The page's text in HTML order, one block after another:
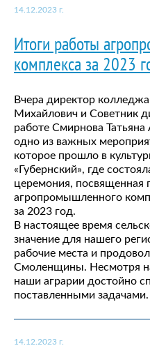
14.12.2023 г.
Итоги работы
комплекса за 2023
Вчера директор
Михайлович и Советник
работе Смирнова
одно из важных
которое прошло в
«Губернский», где
церемония, посвященная
агропромышленного
за 2023 год.
В настоящее время
значение для нашего
рабочие места и
Смоленщины. Несмотря
наши аграрии достойно
поставленными задачами.
14.12.2023 г.